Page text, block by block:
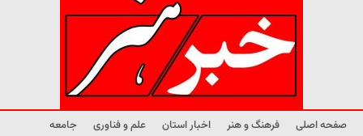
صفحه اصلی فرهنگ و هنر اخبار استان علم و فناوری
جامعه